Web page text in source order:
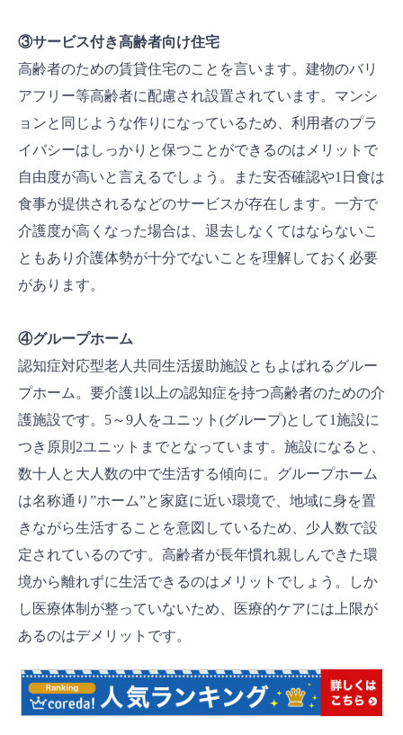
③サービス付き高齢者向け住宅
高齢者のための賃貸住宅のことを言います。建物のバリ
アフリー等高齢者に配慮され設置されています。マンシ
ョンと同じような作りになっているため、利用者のプラ
イバシーはしっかりと保つことができるのはメリットで
自由度が高いと言えるでしょう。また安否確認や1日食は
食事が提供されるなどのサービスが存在します。一方で
介護度が高くなった場合は、退去しなくてはならないこ
ともあり介護体勢が十分でないことを理解しておく必要
があります。
④グループホーム
認知症対応型老人共同生活援助施設ともよばれるグルー
プホーム。要介護1以上の認知症を持つ高齢者のための介
護施設です。5～9人をユニット(グループ)として1施設に
つき原則2ユニットまでとなっています。施設になると、
数十人と大人数の中で生活する傾向に。グループホーム
は名称通り”ホーム”と家庭に近い環境で、地域に身を置
きながら生活することを意図しているため、少人数で設
定されているのです。高齢者が長年慣れ親しんできた環
境から離れずに生活できるのはメリットでしょう。しか
し医療体制が整っていないため、医療的ケアには上限が
あるのはデメリットです。